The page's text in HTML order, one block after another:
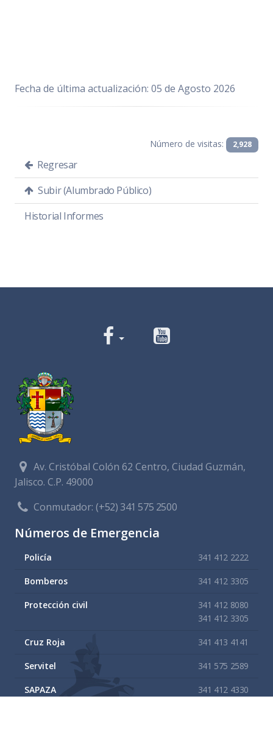
Fecha de última actualización: 05 de Agosto 2026
Número de visitas: 2,928
Regresar
Subir (Alumbrado Público)
Historial Informes
Av. Cristóbal Colón 62 Centro, Ciudad Guzmán,
Jalisco. C.P. 49000
Conmutador:(+52) 341 575 2500
Números de Emergencia
Policía 341 412 2222
Bomberos 341 412 3305
Protección civil
341 412 8080
341 412 3305
Cruz Roja 341 413 4141
Servitel 341 575 2589
SAPAZA
341 412 4330